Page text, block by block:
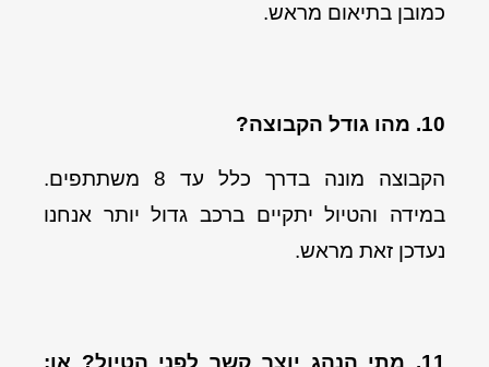
כמובן בתיאום מראש.
10. מהו גודל הקבוצה?
הקבוצה מונה בדרך כלל עד 8 משתתפים.
במידה והטיול יתקיים ברכב גדול יותר אנחנו
נעדכן זאת מראש.